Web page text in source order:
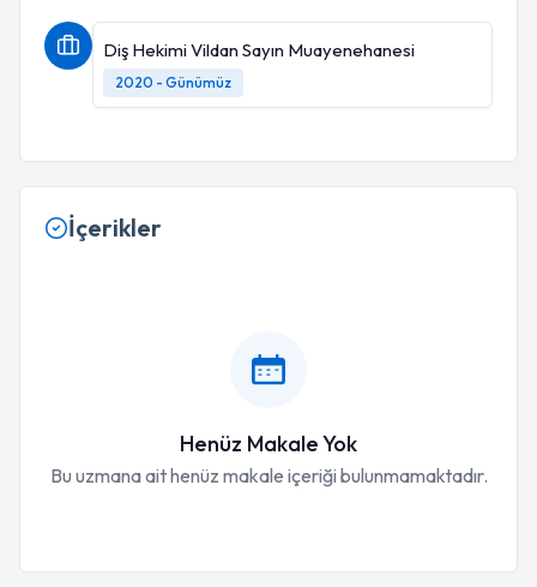
Diş Hekimi Vildan Sayın Muayenehanesi
2020 - Günümüz
İçerikler
Henüz Makale Yok
Bu uzmana ait henüz makale içeriği bulunmamaktadır.